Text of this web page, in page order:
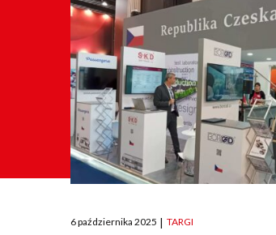
Posted
on
6 października 2025 | TARGI